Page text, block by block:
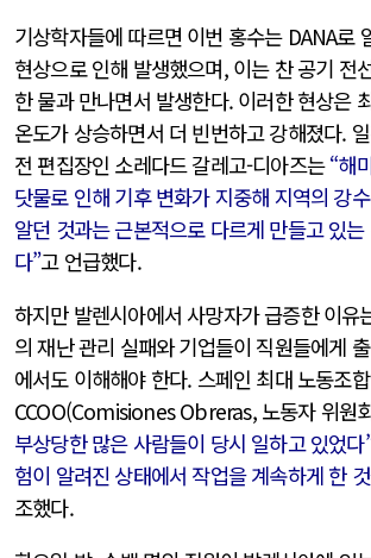
기상학자들에 따르면 이번 홍수는 DANA로
현상으로 인해 발생했으며, 이는 찬 공기 전
한 물과 만나면서 발생한다. 이러한 현상은
온도가 상승하면서 더 빈번하고 강해졌다.
전 편집장인 소레다드 갈레고-디아즈는“해
닷물로 인해 기후 변화가 지중해 지역의 강
알던 것과는 근본적으로 다르게 만들고 있
다”고 언급했다.
하지만 발렌시아에서 사망자가 급증한 이유
의 재난 관리 실패와 기업들이 직원들에게
에서도 이해해야 한다. 스페인 최대 노동조
CCOO(Comisiones Obreras, 노동자 위원
부상당한 많은 사람들이 당시 일하고 있었다
험이 알려진 상태에서 작업을 계속하게 한
조했다.